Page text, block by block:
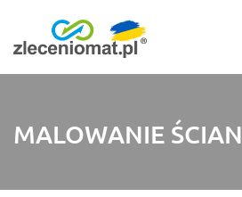
MALOWANIE ŚCIAN